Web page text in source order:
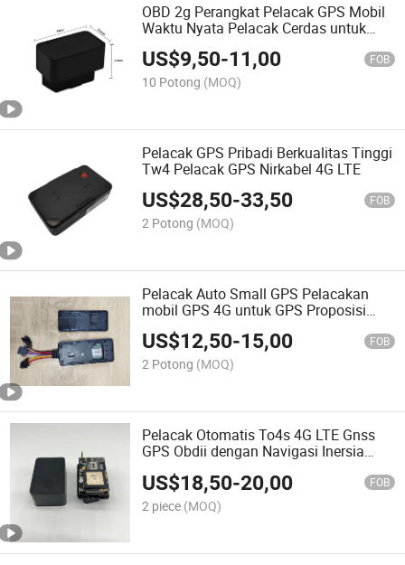
OBD 2g Perangkat Pelacak GPS Mobil
Waktu Nyata Pelacak Cerdas untuk
Truk Mobil Kendaraan dengan
Berbagai Fungsi
US$9,50-11,00 FOB
10 Potong (MOQ)
Pelacak GPS Pribadi Berkualitas Tinggi
Tw4 Pelacak GPS Nirkabel 4G LTE
US$28,50-33,50 FOB
2 Potong (MOQ)
Pelacak Auto Small GPS Pelacakan
mobil GPS 4G untuk GPS Proposisi
GPS Jarak Jauh mobil cerdas
US$12,50-15,00 FOB
2 Potong (MOQ)
Pelacak Otomatis To4s 4G LTE Gnss
GPS Obdii dengan Navigasi Inersia
US$18,50-20,00 FOB
2 piece (MOQ)